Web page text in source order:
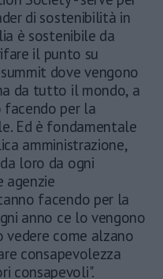
di sostenibilità in
è sostenibile da
il punto su
dove vengono
da tutto il mondo, a
facendo per la
Ed è fondamentale
amministrazione,
loro da ogni
agenzie
facendo per la
anno ce lo vengono
vedere come alzano
consapevolezza
consapevoli".